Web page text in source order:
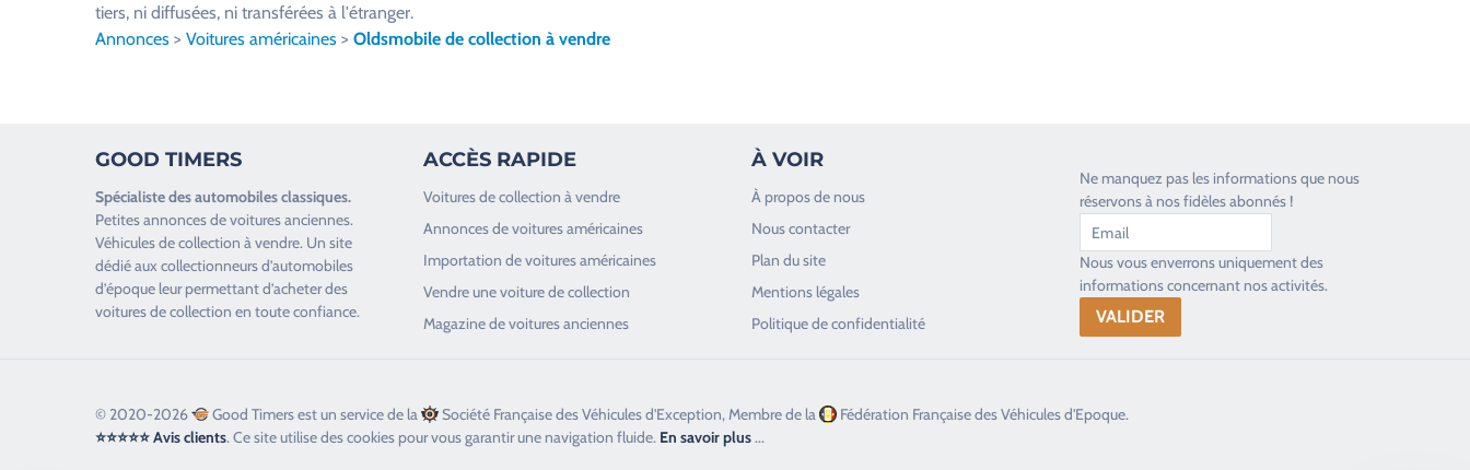
l
a
s
e
r
c
a
m
tiers, ni diffusées, ni transférées à l'étranger.
Annonces > Voitures américaines > Oldsmobile de collection à vendre
GOOD TIMERS
Spécialiste desautomobiles classiques.
Petites annonces devoitures anciennes.
Véhicules de collection à vendre. Un site
dédié aux collectionneurs d’automobiles
d’époque leur permettant d’acheter des
voitures de collection en toute confiance.
ACCÈS RAPIDE
Voitures de collection à vendre
Annonces de voitures américaines
Importation de voitures américaines
Vendre une voiture de collection
Magazine de voitures anciennes
À VOIR
À propos de nous
Nous contacter
Plan du site
Mentions légales
Politique de confidentialité
Ne manquez pas les informations que nous
réservons à nos fidèles abonnés !
Nous vous enverrons uniquement des
informations concernant nos activités.
© 2020-2026 Good Timers est un service de la Société Française des Véhicules d'Exception, Membre de la
Fédération Française des Véhicules d'Epoque.
⭐⭐⭐⭐⭐ Avis clients. Ce site utilise des cookies pour vous garantir une navigation fluide. En savoir plus...